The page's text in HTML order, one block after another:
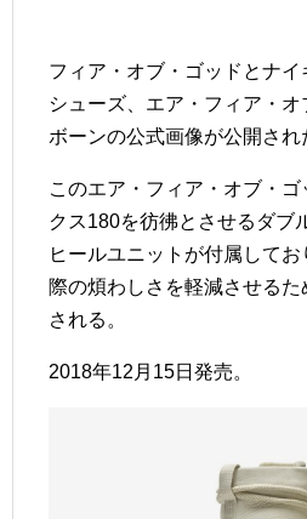
フィア・オブ・ゴッドとナ
シューズ、エア・フィア・オ
ボーンの公式画像が公開され
このエア・フィア・オブ・
クス180を彷彿とさせるダブ
ヒールユニットが付属して
際の煩わしさを軽減させる
される。
2018年12月15日発売。